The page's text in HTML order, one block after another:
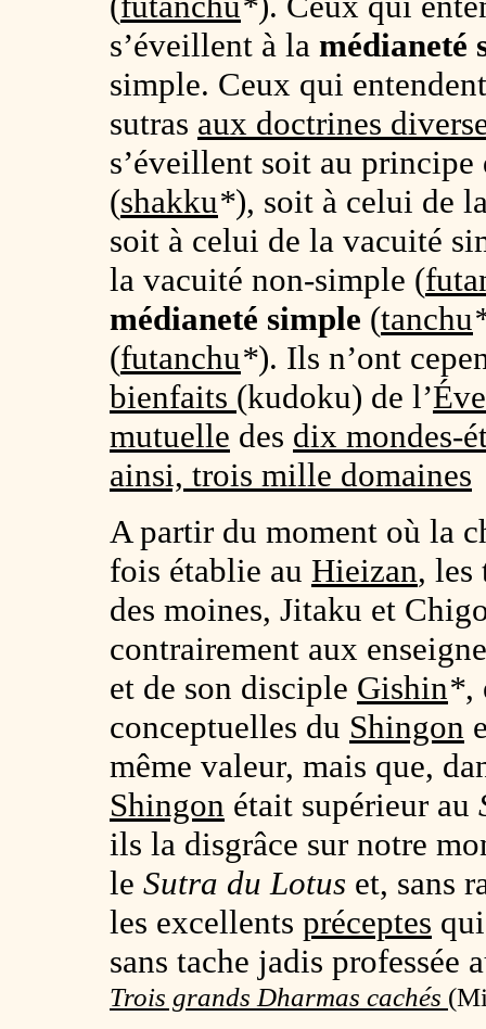
s’éveillent à la médianeté
simple. Ceux qui
sutras aux doctrines
s’éveillent soit au
(shakku*), soit à celui de
soit à celui de la vacuité
la vacuité non-simple (
médianeté simple (tanchu
(futanchu*). Ils n’ont
bienfaits (kudoku) de l’
mutuelle des dix mondes-
ainsi, trois mille domaines
A partir du moment où la
fois établie au Hieizan, les
des moines, Jitaku et
contrairement aux
et de son disciple Gishin*,
conceptuelles du Shingon
même valeur, mais que,
Shingon était supérieur au
ils la disgrâce sur notre
le Sutra du Lotus et, sans
les excellents préceptes
sans tache jadis professée
Trois grands Dharmas cachés